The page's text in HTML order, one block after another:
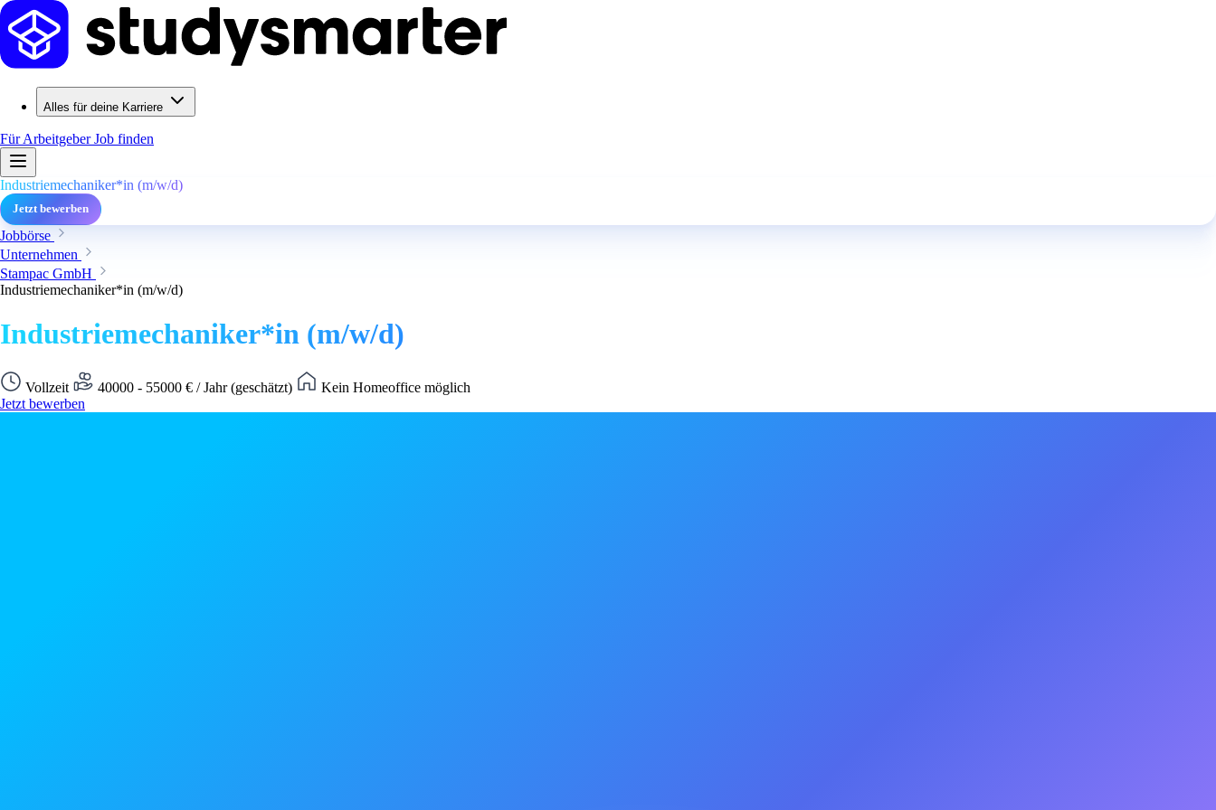
Alles für deine Karriere
Für ArbeitgeberJob finden
Industriemechaniker*in (m/w/d)
Jetzt bewerben
Jobbörse
Unternehmen
Stampac GmbH
Industriemechaniker*in (m/w/d)
Industriemechaniker*in (m/w/d)
Vollzeit 40000 - 55000 € / Jahr (geschätzt)
Kein Homeoffice möglich
Jetzt bewerben